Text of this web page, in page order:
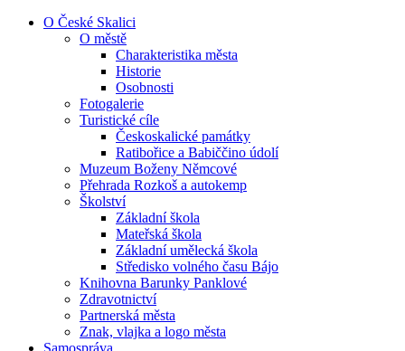
O České Skalici
O městě
Charakteristika města
Historie
Osobnosti
Fotogalerie
Turistické cíle
Českoskalické památky
Ratibořice a Babiččino údolí
Muzeum Boženy Němcové
Přehrada Rozkoš a autokemp
Školství
Základní škola
Mateřská škola
Základní umělecká škola
Středisko volného času Bájo
Knihovna Barunky Panklové
Zdravotnictví
Partnerská města
Znak, vlajka a logo města
Samospráva